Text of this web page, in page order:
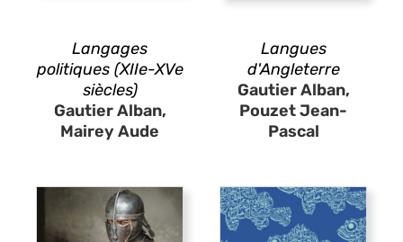
Langages
politiques (XIIe-XVe
siècles)
Gautier Alban,
Mairey Aude
Langues
d'Angleterre
Gautier Alban,
Pouzet Jean-
Pascal